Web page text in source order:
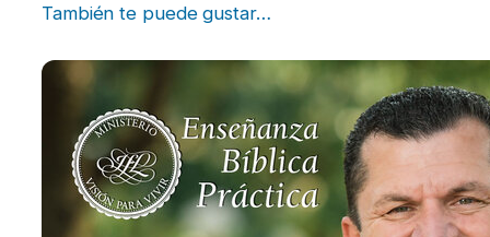
También te puede gustar…